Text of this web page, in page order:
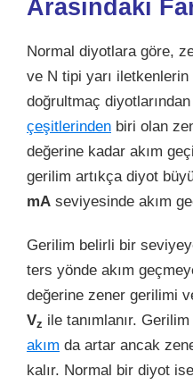
Arasındaki
Normal diyotlara göre,
ve N tipi yarı iletkenlerin
doğrultmaç
çeşitlerinden biri olan
değerine kadar akım
gerilim artıkça diyot
mA seviyesinde akım
Gerilim belirli bir
ters yönde akım
değerine zener gerilimi
Vz ile tanımlanır.
akım da artar ancak
kalır. Normal bir diyot